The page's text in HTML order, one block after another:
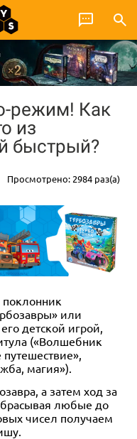
режим! Как
из
быстрый?
Просмотрено: 2984 раз(а)
или
детской игрой,
(«Волшебник
магия»).
а затем ход за
любые до
чисел получаем